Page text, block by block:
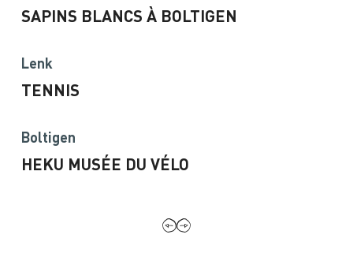
SAPINS BLANCS À BOLTIGEN
Lenk
TENNIS
Boltigen
HEKU MUSÉE DU VÉLO